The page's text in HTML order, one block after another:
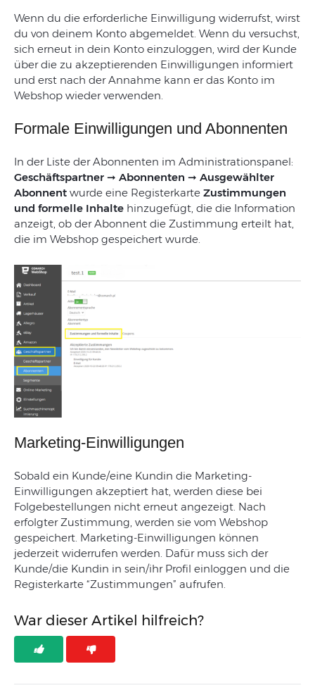
Wenn du die erforderliche Einwilligung widerrufst, wirst
du von deinem Konto abgemeldet. Wenn du versuchst,
sich erneut in dein Konto einzuloggen, wird der Kunde
über die zu akzeptierenden Einwilligungen informiert
und erst nach der Annahme kann er das Konto im
Webshop wieder verwenden.
Formale Einwilligungen und Abonnenten
In der Liste der Abonnenten im Administrationspanel:
Geschäftspartner ➞ Abonnenten ➞ Ausgewählter
Abonnent wurde eine Registerkarte Zustimmungen
und formelle Inhalte hinzugefügt, die die Information
anzeigt, ob der Abonnent die Zustimmung erteilt hat,
die im Webshop gespeichert wurde.
Marketing-Einwilligungen
Sobald ein Kunde/eine Kundin die Marketing-
Einwilligungen akzeptiert hat, werden diese bei
Folgebestellungen nicht erneut angezeigt. Nach
erfolgter Zustimmung, werden sie vom Webshop
gespeichert. Marketing-Einwilligungen können
jederzeit widerrufen werden. Dafür muss sich der
Kunde/die Kundin in sein/ihr Profil einloggen und die
Registerkarte “Zustimmungen” aufrufen.
War dieser Artikel hilfreich?